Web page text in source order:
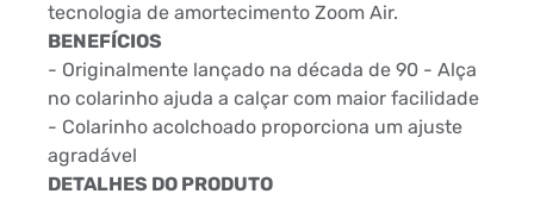
tecnologia de amortecimento Zoom Air.
BENEFÍCIOS
- Originalmente lançado na década de 90 - Alça
no colarinho ajuda a calçar com maior facilidade
- Colarinho acolchoado proporciona um ajuste
agradável
DETALHES DO PRODUTO